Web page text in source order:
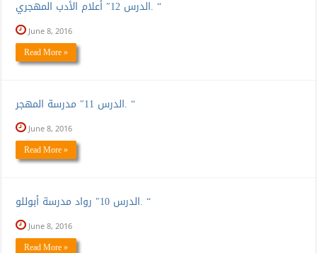
الدرس 12″ أعلام الأدب المهجري. “
June 8, 2016
Read More »
الدرس 11″ مدرسة المهجر. “
June 8, 2016
Read More »
الدرس 10″ رواد مدرسة أبوللو. “
June 8, 2016
Read More »